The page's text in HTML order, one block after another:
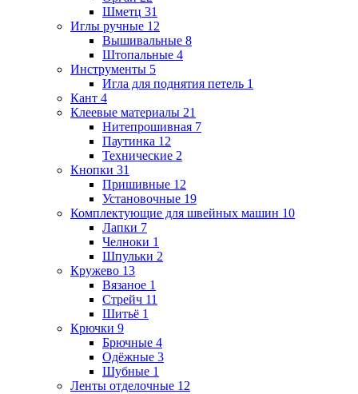
Шметц 31
Иглы ручные 12
Вышивальные 8
Штопальные 4
Инструменты 5
Игла для поднятия петель 1
Кант 4
Клеевые материалы 21
Нитепрошивная 7
Паутинка 12
Технические 2
Кнопки 31
Пришивные 12
Установочные 19
Комплектующие для швейных машин 10
Лапки 7
Челноки 1
Шпульки 2
Кружево 13
Вязаное 1
Стрейч 11
Шитьё 1
Крючки 9
Брючные 4
Одёжные 3
Шубные 1
Ленты отделочные 12